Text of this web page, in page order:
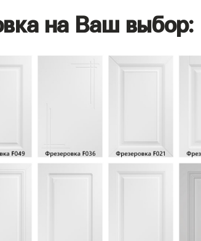
на Ваш выбор: